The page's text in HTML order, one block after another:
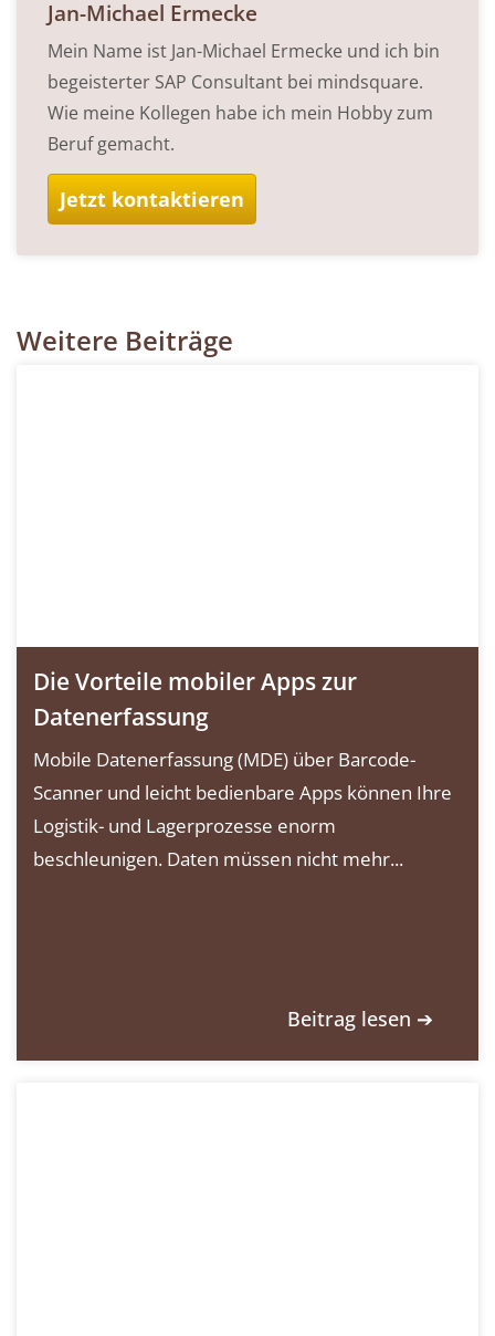
Jan-Michael Ermecke
Mein Name ist Jan-Michael Ermecke und ich bin
begeisterter SAP Consultant bei mindsquare.
Wie meine Kollegen habe ich mein Hobby zum
Beruf gemacht.
Jetzt kontaktieren
Weitere Beiträge
Die Vorteile mobiler Apps zur
Datenerfassung
Mobile Datenerfassung (MDE) über Barcode-
Scanner und leicht bedienbare Apps können Ihre
Logistik- und Lagerprozesse enorm
beschleunigen. Daten müssen nicht mehr...
Beitrag lesen ➔